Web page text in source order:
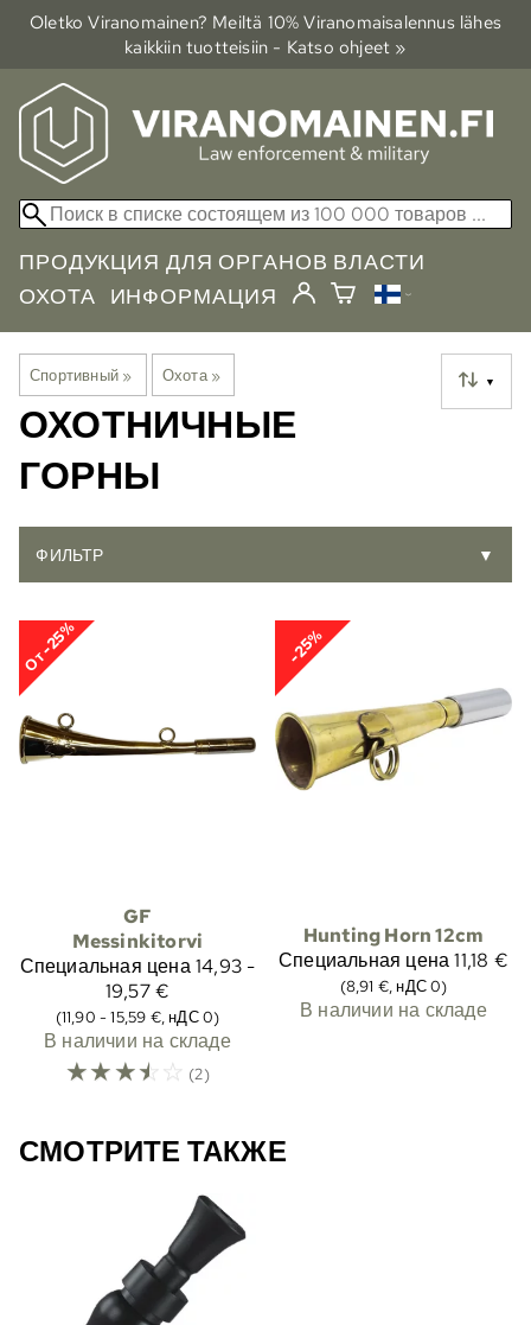
Oletko Viranomainen? Meiltä 10% Viranomais­alennus lähes
kaikkiin tuotteisiin - Katso ohjeet »
ПРОДУКЦИЯ ДЛЯ ОРГАНОВ ВЛАСТИ
ОХОТА
ИНФОРМАЦИЯ
Спортивный ‪» Охота ‪» ▼
ОХОТНИЧНЫЕ
ГОРНЫ
ФИЛЬТР ▼
От -25%
GF
Messinkitorvi
Специальная цена14,93 -
19,57 €
(11,90 - 15,59 €, нДС 0)
В наличии на складе
☆☆☆☆ ☆ (2)
-25%
Hunting Horn 12cm
Специальная цена11,18 €
(8,91 €, нДС 0)
В наличии на складе
СМОТРИТЕ ТАКЖЕ